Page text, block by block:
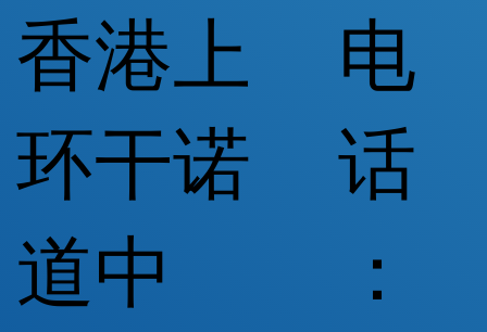
香港上
环干诺
道中
电
话
：